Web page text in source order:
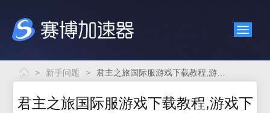
> 新手问题 >
君主之旅国际服游戏下载教程,游戏下